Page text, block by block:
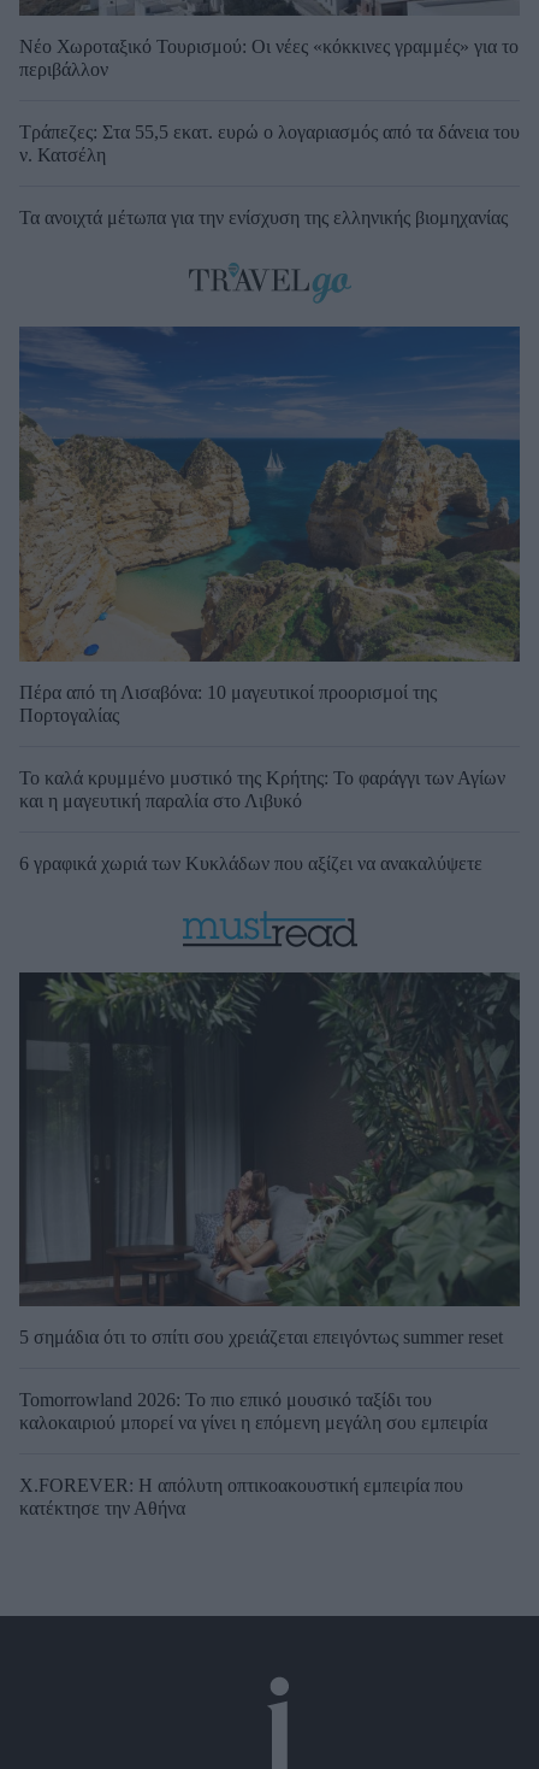
Νέο Χωροταξικό Τουρισμού: Οι νέες «κόκκινες γραμμές» για το
περιβάλλον
Τράπεζες: Στα 55,5 εκατ. ευρώ ο λογαριασμός από τα δάνεια του
ν. Κατσέλη
Τα ανοιχτά μέτωπα για την ενίσχυση της ελληνικής βιομηχανίας
Πέρα από τη Λισαβόνα: 10 μαγευτικοί προορισμοί της
Πορτογαλίας
Το καλά κρυμμένο μυστικό της Κρήτης: Το φαράγγι των Αγίων
και η μαγευτική παραλία στο Λιβυκό
6 γραφικά χωριά των Κυκλάδων που αξίζει να ανακαλύψετε
5 σημάδια ότι το σπίτι σου χρειάζεται επειγόντως summer reset
Tomorrowland 2026: Το πιο επικό μουσικό ταξίδι του
καλοκαιριού μπορεί να γίνει η επόμενη μεγάλη σου εμπειρία
X.FOREVER: Η απόλυτη οπτικοακουστική εμπειρία που
κατέκτησε την Αθήνα